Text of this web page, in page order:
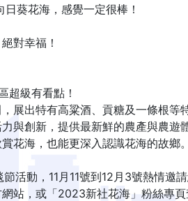
葵花海，感覺一定很棒！
對幸福！
超級有看點！
展出特有高粱酒、貢糖及一條根等
與創新，提供最新鮮的農產與農遊體
花海，也能更深入認識花海的故鄉。
活動，11月11號到12月3號熱情邀
站，或「2023新社花海」粉絲專